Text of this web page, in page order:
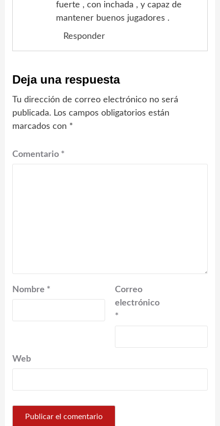
fuerte , con inchada , y capaz de
mantener buenos jugadores .
Responder
Deja una respuesta
Tu dirección de correo electrónico no será
publicada. Los campos obligatorios están
marcados con *
Comentario *
Nombre *
Correo
electrónico
*
Web